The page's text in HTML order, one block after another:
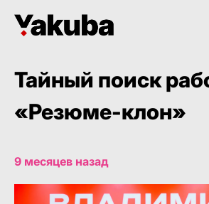
Тайный поиск
«Резюме-клон»
9 месяцев назад